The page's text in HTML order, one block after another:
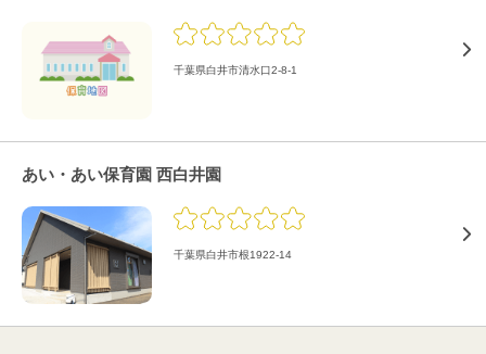
千葉県白井市清水口2-8-1
あい・あい保育園 西白井園
千葉県白井市根1922-14